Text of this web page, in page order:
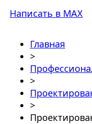
Написать в MAX
Главная
>
>
>